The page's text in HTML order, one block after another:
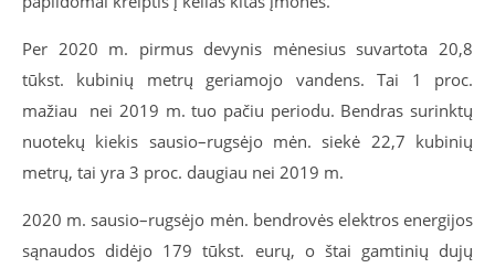
Per 2020 m. pirmus devynis mėnesius suvartota 20,8
tūkst. kubinių metrų geriamojo vandens. Tai 1 proc.
mažiau nei 2019 m. tuo pačiu periodu. Bendras surinktų
nuotekų kiekis sausio–rugsėjo mėn. siekė 22,7 kubinių
metrų, tai yra 3 proc. daugiau nei 2019 m.
2020 m. sausio–rugsėjo mėn. bendrovės elektros energijos
sąnaudos didėjo 179 tūkst. eurų, o štai gamtinių dujų